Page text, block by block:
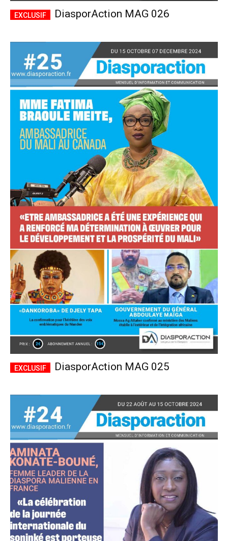
Accès complet
$22 / anplaceholder text
Tous les articles
Annonces
ANNUEL MENSUEL
CHOISIR LE FORFAIT
DiasporAction MAG 026
DiasporAction MAG 025